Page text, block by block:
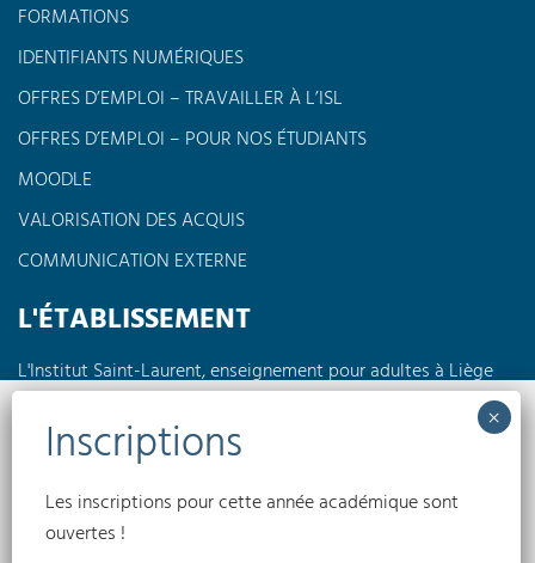
Nous utilisons des cookies pour optimiser notre site web et notre service.
Accepter
FORMATIONS
IDENTIFIANTS NUMÉRIQUES
OFFRES D’EMPLOI – TRAVAILLER À L’ISL
OFFRES D’EMPLOI – POUR NOS ÉTUDIANTS
MOODLE
VALORISATION DES ACQUIS
COMMUNICATION EXTERNE
L'ÉTABLISSEMENT
L'Institut Saint-Laurent, enseignement pour adultes à Liège
propose des formations à horaires réduits en journée, en
soirée ou encore le week-end dans différents domaines tels
que l'électricité, la pédagogie, l'informatique, les langues,
l'électromécanique...
Conditions générales
Les inscriptions pour cette année académique sont
ouvertes !